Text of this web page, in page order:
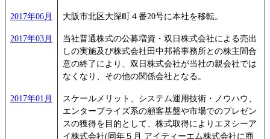
2017年06月 大阪市北区大深町４番20号に本社を移転。
2017年03月
当社普通株式の公募増資・双日株式会社による売出
しの実施及び株式会社田中邦裕事務所との株主間合
意の終了により、双日株式会社が当社の親会社では
なくなり、その他の関係会社となる。
2017年01月
スケールメリット、システム運用技術・ノウハウ、
エンタープライズ系の顧客基盤や市場でのプレゼン
スの獲得を目的として、株式取得によりエヌシーア
イ株式会社(同年５月 アイティーエム株式会社に商